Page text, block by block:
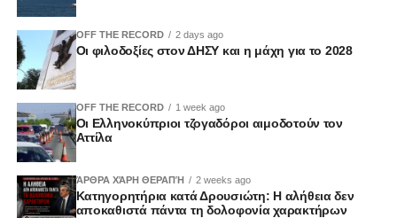
ελευθερίες της με κάθε
κόστος ώστε να μην
βρεθεί ξανά αντιμέτωπη
με παρόμοιες
οργουελικές
καταστάσεις.
OFF THE RECORD 2 days ago
Οι φιλοδοξίες στον ΔΗΣΥ και η μάχη για το 2028
OFF THE RECORD 1 week ago
Οι Ελληνοκύπριοι τζογαδόροι αιμοδοτούν τον
Αττίλα
ΆΡΘΡΑ ΧΆΡΗ ΘΕΡΑΠΉ 2 weeks ago
Κατηγορητήρια κατά Δρουσιώτη: Η αλήθεια δεν
αποκαθιστά πάντα τη δολοφονία χαρακτήρων